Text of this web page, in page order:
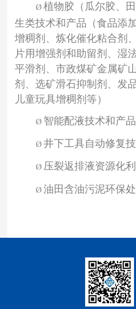
Ø 植物胶（瓜尔胶、
生类技术和产品（食品添
增稠剂、 炼化催化粘合剂
片用增强剂和助留剂、湿
平滑剂、 市政煤矿金属矿
剂、选矿滑石抑制剂、发
儿童玩具增稠剂等）
Ø 智能配液技术和产品
Ø 井下工具自动修复
Ø 压裂返排液资源化
Ø 油田含油污泥环保